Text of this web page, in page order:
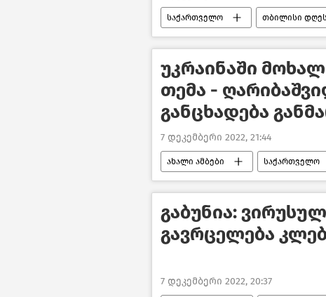
საქართველო თბილისი
უკრაინაში
თემა -
განცხადება
7 დეკემბერი 2022, 21:44
ახალი ამბები საქართველო
პოლიტიკა საქართველოში
გაბუნია:
გავრცელება
7 დეკემბერი 2022, 20:37